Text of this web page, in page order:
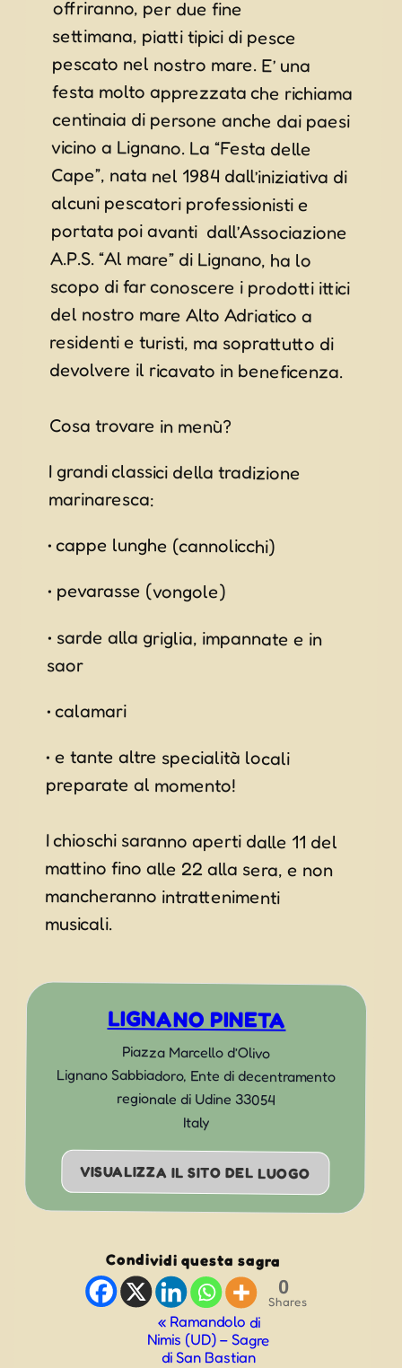
offriranno, per due fine
devolvere il ricavato in beneficenza.
Cosa trovare in menù?
I grandi classici della tradizione
marinaresca:
• cappe lunghe (cannolicchi)
• pevarasse (vongole)
• sarde alla griglia, impannate e in
saor
• calamari
• e tante altre specialità locali
preparate al momento!
I chioschi saranno aperti dalle 11 del
mattino fino alle 22 alla sera, e non
mancheranno intrattenimenti
musicali.
LIGNANO PINETA
Piazza Marcello d’Olivo
Lignano Sabbiadoro, Ente di decentramento
regionale di Udine 33054
Italy
VISUALIZZA IL SITO DEL LUOGO
Condividi questa sagra
0
Shares
Navigazione
«Ramandolo di
Nimis (UD) – Sagre
di San Bastian